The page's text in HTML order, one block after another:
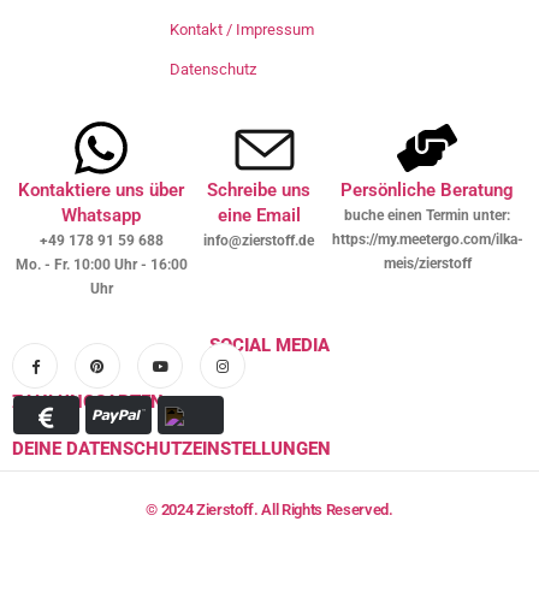
Kontakt / Impressum
Datenschutz
Kontaktiere uns über
Whatsapp
+49 178 91 59 688
Mo. - Fr. 10:00 Uhr - 16:00
Uhr
Schreibe uns
eine Email
info@zierstoff.de
Persönliche Beratung
buche einen Termin unter:
https://my.meetergo.com/ilka-
meis/zierstoff
SOCIAL MEDIA
ZAHLUNGSARTEN
DEINE DATENSCHUTZEINSTELLUNGEN
© 2024 Zierstoff. All Rights Reserved.